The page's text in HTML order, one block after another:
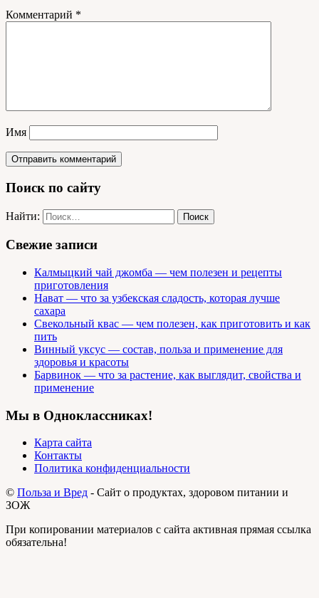
Комментарий *
Имя
Поиск по сайту
Найти:
Свежие записи
Калмыцкий чай джомба — чем полезен и рецепты
приготовления
Нават — что за узбекская сладость, которая лучше
сахара
Свекольный квас — чем полезен, как приготовить и как
пить
Винный уксус — состав, польза и применение для
здоровья и красоты
Барвинок — что за растение, как выглядит, свойства и
применение
Мы в Одноклассниках!
Карта сайта
Контакты
Политика конфиденциальности
© Польза и Вред - Сайт о продуктах, здоровом питании и
ЗОЖ
При копировании материалов с сайта активная прямая ссылка
обязательна!